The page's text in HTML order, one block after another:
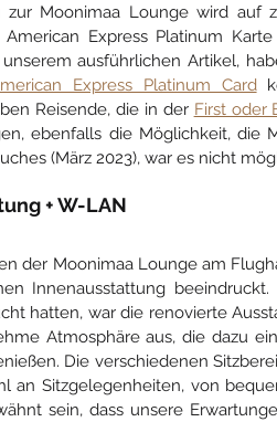
zur Moonimaa Lounge wird auf
American Express Platinum
ausführlichen Artikel,
Express Platinum Card
Reisende, die in der First oder
ebenfalls die Möglichkeit, die
(März 2023), war es nicht
+ W-LAN
der Moonimaa Lounge am
Innenausstattung
hatten, war die renovierte
Atmosphäre aus, die dazu
Die verschiedenen
an Sitzgelegenheiten, von
sein, dass unsere